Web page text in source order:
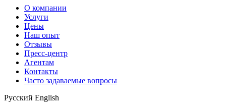
О компании
Услуги
Цены
Наш опыт
Отзывы
Пресс-центр
Агентам
Контакты
Часто задаваемые вопросы
Русский English